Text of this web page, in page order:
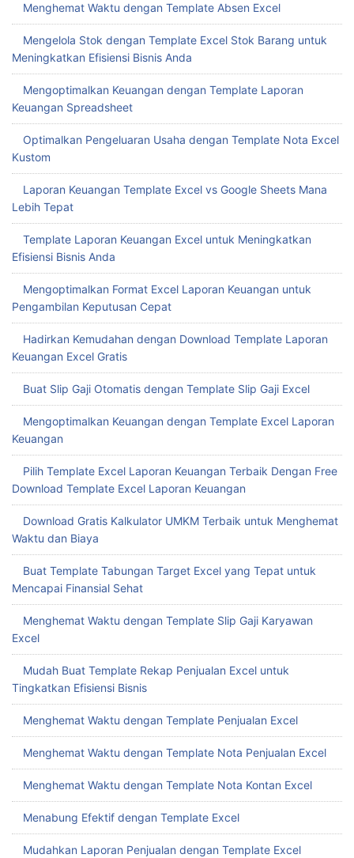
Menghemat Waktu dengan Template Absen Excel
Mengelola Stok dengan Template Excel Stok Barang untuk
Meningkatkan Efisiensi Bisnis Anda
Mengoptimalkan Keuangan dengan Template Laporan
Keuangan Spreadsheet
Optimalkan Pengeluaran Usaha dengan Template Nota Excel
Kustom
Laporan Keuangan Template Excel vs Google Sheets Mana
Lebih Tepat
Template Laporan Keuangan Excel untuk Meningkatkan
Efisiensi Bisnis Anda
Mengoptimalkan Format Excel Laporan Keuangan untuk
Pengambilan Keputusan Cepat
Hadirkan Kemudahan dengan Download Template Laporan
Keuangan Excel Gratis
Buat Slip Gaji Otomatis dengan Template Slip Gaji Excel
Mengoptimalkan Keuangan dengan Template Excel Laporan
Keuangan
Pilih Template Excel Laporan Keuangan Terbaik Dengan Free
Download Template Excel Laporan Keuangan
Download Gratis Kalkulator UMKM Terbaik untuk Menghemat
Waktu dan Biaya
Buat Template Tabungan Target Excel yang Tepat untuk
Mencapai Finansial Sehat
Menghemat Waktu dengan Template Slip Gaji Karyawan
Excel
Mudah Buat Template Rekap Penjualan Excel untuk
Tingkatkan Efisiensi Bisnis
Menghemat Waktu dengan Template Penjualan Excel
Menghemat Waktu dengan Template Nota Penjualan Excel
Menghemat Waktu dengan Template Nota Kontan Excel
Menabung Efektif dengan Template Excel
Mudahkan Laporan Penjualan dengan Template Excel